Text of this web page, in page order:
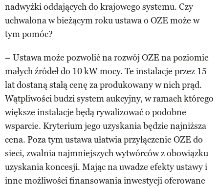
nadwyżki oddających do krajowego systemu. Czy
uchwalona w bieżącym roku ustawa o OZE może w
tym pomóc?
– Ustawa może pozwolić na rozwój OZE na poziomie
małych źródeł do 10 kW mocy. Te instalacje przez 15
lat dostaną stałą cenę za produkowany w nich prąd.
Wątpliwości budzi system aukcyjny, w ramach którego
większe instalacje będą rywalizować o podobne
wsparcie. Kryterium jego uzyskania będzie najniższa
cena. Poza tym ustawa ułatwia przyłączenie OZE do
sieci, zwalnia najmniejszych wytwórców z obowiązku
uzyskania koncesji. Mając na uwadze efekty ustawy i
inne możliwości finansowania inwestycji oferowane